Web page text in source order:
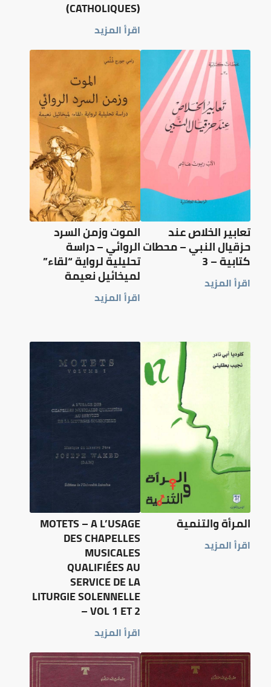
(CATHOLIQUES)
اقرأ المزيد
تعابير الخلاص عند
حزقيال النبي – محطات
كتابية – 3
اقرأ المزيد
الموت وزمن السرد
الروائي – دراسة
تحليلية لرواية “لقاء”
لميخائيل نعيمة
اقرأ المزيد
المرأة والتنمية
اقرأ المزيد
MOTETS – A L’USAGE
DES CHAPELLES
MUSICALES
QUALIFIÉES AU
SERVICE DE LA
LITURGIE SOLENNELLE
– VOL 1 ET 2
اقرأ المزيد